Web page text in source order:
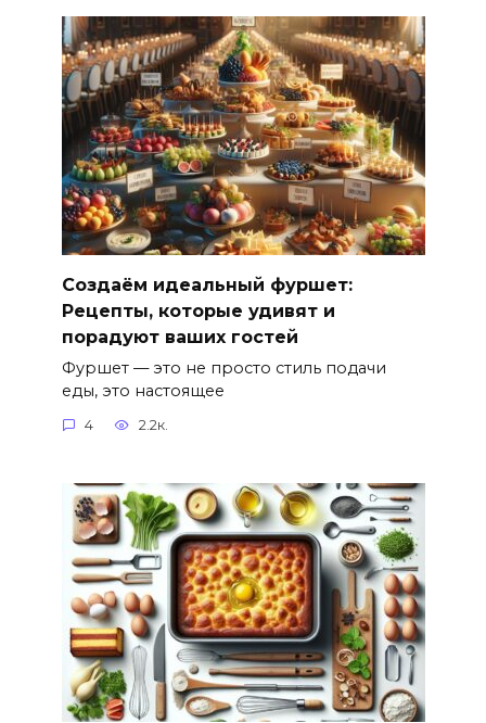
Создаём идеальный фуршет:
Рецепты, которые удивят и
порадуют ваших гостей
Фуршет — это не просто стиль подачи
еды, это настоящее
4 2.2к.